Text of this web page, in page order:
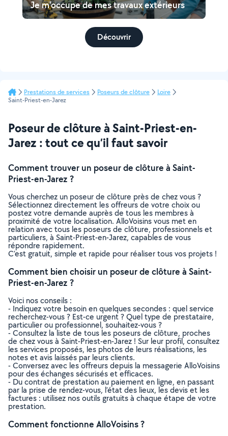
Je m'occupe de mes travaux extérieurs
Découvrir
Prestations de services Poseurs de clôture
Loire
Saint-Priest-en-Jarez
Poseur de clôture à Saint-Priest-en-
Jarez : tout ce qu’il faut savoir
Comment trouver un poseur de clôture à Saint-
Priest-en-Jarez ?
Vous cherchez un poseur de clôture près de chez vous ?
Sélectionnez directement les offreurs de votre choix ou
postez votre demande auprès de tous les membres à
proximité de votre localisation. AlloVoisins vous met en
relation avec tous les poseurs de clôture, professionnels et
particuliers, à Saint-Priest-en-Jarez, capables de vous
répondre rapidement.
C’est gratuit, simple et rapide pour réaliser tous vos projets !
Comment bien choisir un poseur de clôture à Saint-
Priest-en-Jarez ?
Voici nos conseils :
- Indiquez votre besoin en quelques secondes : quel service
recherchez-vous ? Est-ce urgent ? Quel type de prestataire,
particulier ou professionnel, souhaitez-vous ?
- Consultez la liste de tous les poseurs de clôture, proches
de chez vous à Saint-Priest-en-Jarez ! Sur leur profil, consultez
les services proposés, les photos de leurs réalisations, les
notes et avis laissés par leurs clients.
- Conversez avec les offreurs depuis la messagerie AlloVoisins
pour des échanges sécurisés et efficaces.
- Du contrat de prestation au paiement en ligne, en passant
par la prise de rendez-vous, l’état des lieux, les devis et les
factures : utilisez nos outils gratuits à chaque étape de votre
prestation.
Comment fonctionne AlloVoisins ?